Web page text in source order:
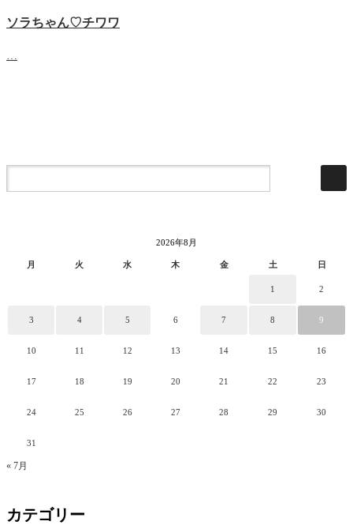
ソラちゃん♡‬チワワ
2026年8月
月 火 水 木 金 土 日
1 2
3 4 5 6 7 8 9
10 11 12 13 14 15 16
17 18 19 20 21 22 23
24 25 26 27 28 29 30
31
« 7月
カテゴリー